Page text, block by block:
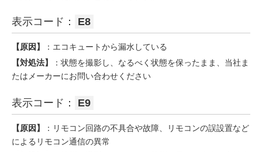
表示コード： E8
【原因】
：エコキュートから漏水している
【対処法】
：状態を撮影し、なるべく状態を保ったまま、当社ま
たはメーカーにお問い合わせください
表示コード： E9
【原因】
：リモコン回路の不具合や故障、リモコンの誤設置など
によるリモコン通信の異常